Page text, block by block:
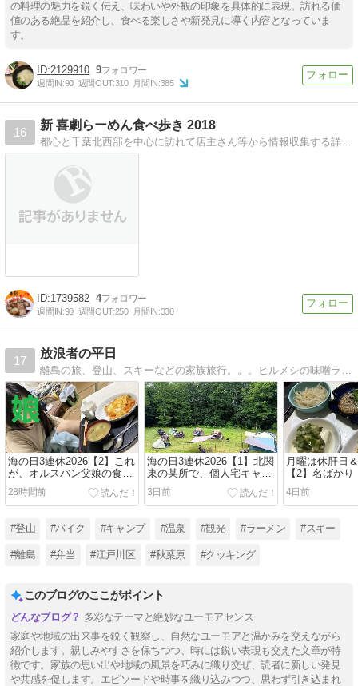
の料理の魅力を鋭く伝え、味わいや外観の印象を具体的に表現。訪れる価
値のある絶品を紹介し、食べる楽しさや新発見に導く内容となっていま
す。
2129910 9
週間IN:90 週間OUT:310 月間IN:385
16
新 喜劇らーめん食べ歩き 2018
都心と千葉北西部を中心に訪れて店主さん等から情報収集する詳細ラーメンレポートです！
1739582 4
週間IN:90 週間OUT:250 月間IN:330
17
放浪者の平日
海の日3連休2026【2】これ
が、オルスバン父娘の食生
活。。チキンライスの呪い
には終止符を。。。
28時間前
海の日3連休2026【1】北関
東の某所で、個人宅キャン
プ。。。無敵マダムシェフ
参上！
3日前
月曜は休肝日
【2】名ばか
進料理。。メ
こんにゃく
4日前
#登山 #バイク #キャンプ #温泉 #観光 #ラーメン #スキー
#離島 #弁当 #江戸川区 #秋葉原 #クッキング
このブログのここがポイント
多彩なテーマと絶妙なユーモアセンス
家庭や地域の出来事を鋭く観察し、自然なユーモアと温かみを交えながら
紹介します。親しみやすさを保ちつつ、時には鋭い表現も交えた文章が特
徴です。家族の思い出や地域の風景を巧みに織り交ぜ、読者に新しい発見
や共感を促します。エピソードや時事を織り込みつつ、思わず引き込まれ